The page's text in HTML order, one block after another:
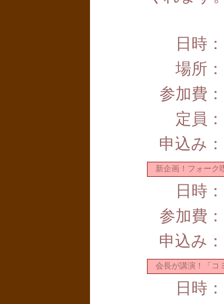
日時：
場所：
参加費：
定員：
申込み：
新企画！フォー
日時：
参加費：
申込み：
会長が講演！「コ
日時：